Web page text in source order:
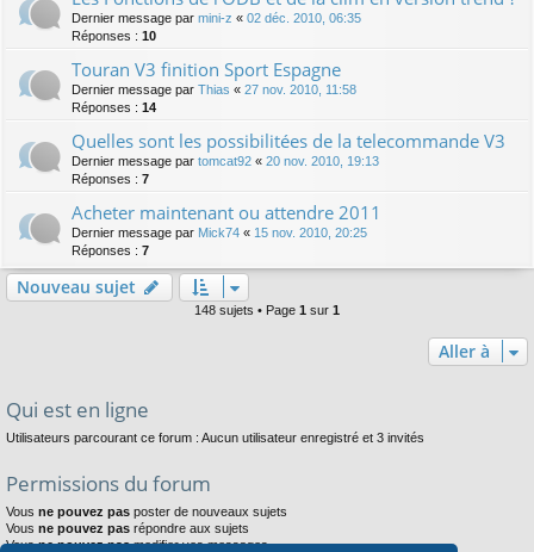
Dernier message par mini-z « 02 déc. 2010, 06:35
Réponses : 10
Touran V3 finition Sport Espagne
Dernier message par Thias « 27 nov. 2010, 11:58
Réponses : 14
Quelles sont les possibilitées de la telecommande V3
Dernier message par tomcat92 « 20 nov. 2010, 19:13
Réponses : 7
Acheter maintenant ou attendre 2011
Dernier message par Mick74 « 15 nov. 2010, 20:25
Réponses : 7
Nouveau sujet
148 sujets • Page 1 sur 1
Aller à
Qui est en ligne
Utilisateurs parcourant ce forum : Aucun utilisateur enregistré et 3 invités
Permissions du forum
Vous ne pouvez pas poster de nouveaux sujets
Vous ne pouvez pas répondre aux sujets
Vousne pouvez pasmodifier vos messages